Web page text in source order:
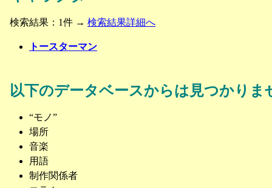
検索結果：1件 → 検索結果詳細へ
トースターマン
以下のデータベースからは見つかりま
“モノ”
場所
音楽
用語
制作関係者